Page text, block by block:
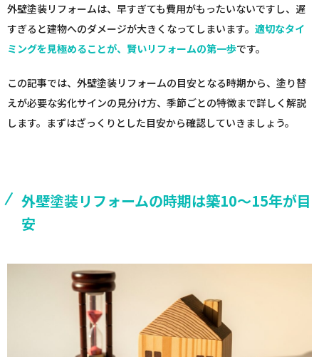
外壁塗装リフォームは、早すぎても費用がもったいないですし、遅
すぎると建物へのダメージが大きくなってしまいます。 適切なタイ
ミングを見極めることが、賢いリフォームの第一歩です。
この記事では、外壁塗装リフォームの目安となる時期から、塗り替
えが必要な劣化サインの見分け方、季節ごとの特徴まで詳しく解説
します。まずはざっくりとした目安から確認していきましょう。
外壁塗装リフォームの時期は築10〜15年が目
安